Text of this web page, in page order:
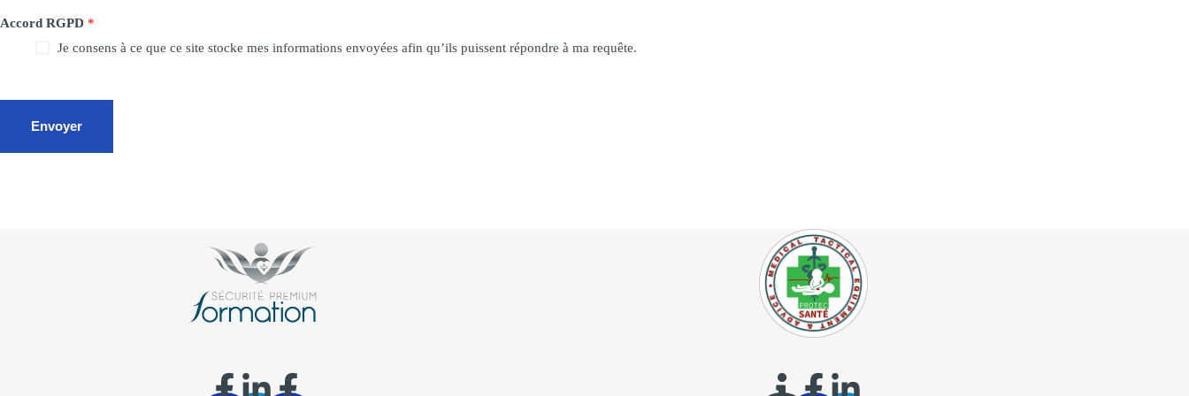
Accord RGPD *
Je consens à ce que ce site stocke mes informations envoyées afin qu’ils puissent répondre à ma requête.
Envoyer